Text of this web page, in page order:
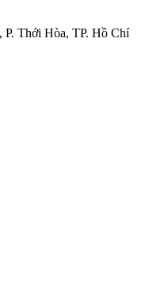
P. Thới Hòa, TP. Hồ Chí